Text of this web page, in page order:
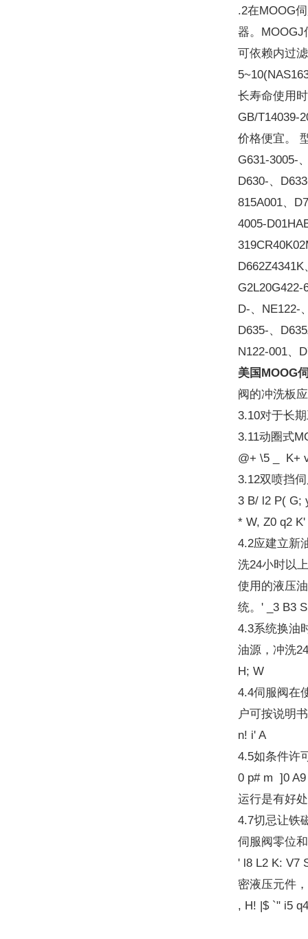
.2在MOOG
器。MOOGJ
可依赖内过
长寿命使用
GB/T14039-
价格便宜。
G631-3005-
D630-、
815A001、
4005-
G2L20G422-
D-、NE122-
D635-、
N122-001、
美国MOOG
阀的冲洗板
3.10对于长
3.11动圈式
@+ \5 _ K+
3.12双喷挡
3 B/ l2 P( G;
* W, Z0 q2
4.2应建立新
洗24小时以
使用的液压
统。' _3 B3
4.3系统换油
油源，冲洗
H; W
4.4伺服阀在
户可按说明
n! i' A
4.5如条件许
0 p# m ]0
运行是有好
4.7切忌让铁
伺服阀零位
' l8 L2 K: V7
密液压元件
, H! |$ `" i5